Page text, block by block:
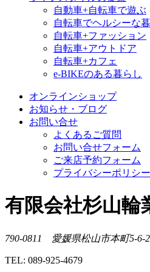
自動車+自転車で遊ぶ
自転車でヘルシーな
自転車+ファッション
自転車+アウトドア
自転車+カフェ
e-BIKEのある暮らし
オンラインショップ
お知らせ・ブログ
お問い合せ
よくあるご質問
お問い合せフォーム
ご来店予約フォーム
プライバシーポリシー
有限会社杉山輪
790-0811 愛媛県松山市本町5-6-2
TEL: 089-925-4679